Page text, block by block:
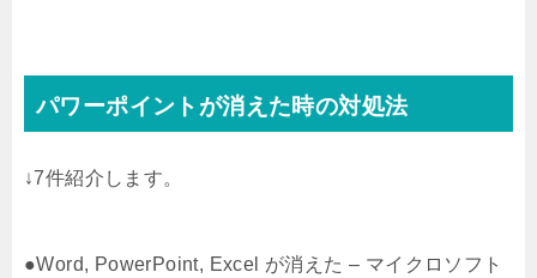
パワーポイントが消えた時の対処法
↓7件紹介します。
●Word, PowerPoint, Excel が消えた – マイクロソフト